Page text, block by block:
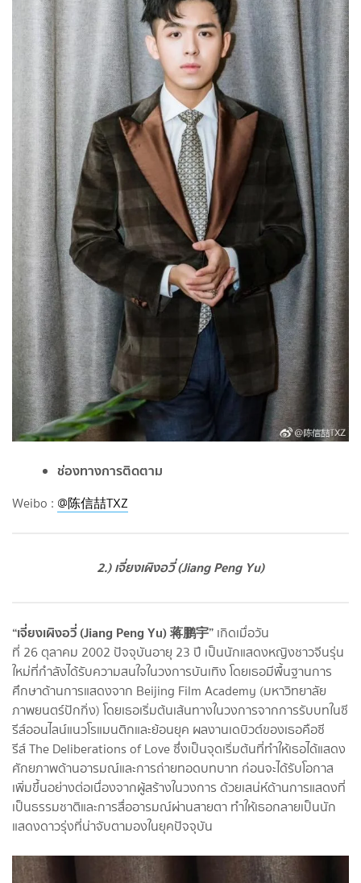
ช่องทางการติดตาม
Weibo : @陈信喆TXZ
2.) เจี่ยงเผิงอวี่ (Jiang Peng Yu)
“เจี่ยงเผิงอวี่ (Jiang Peng Yu) 蒋鹏宇” เกิดเมื่อวัน
ที่ 26 ตุลาคม 2002 ปัจจุบันอายุ 23 ปี เป็นนักแสดงหญิงชาวจีนรุ่น
ใหม่ที่กำลังได้รับความสนใจในวงการบันเทิง โดยเธอมีพื้นฐานการ
ศึกษาด้านการแสดงจาก Beijing Film Academy (มหาวิทยาลัย
ภาพยนตร์ปักกิ่ง) โดยเธอเริ่มต้นเส้นทางในวงการจากการรับบทในซี
รีส์ออนไลน์แนวโรแมนติกและย้อนยุค ผลงานเดบิวต์ของเธอคือซี
รีส์ The Deliberations of Love ซึ่งเป็นจุดเริ่มต้นที่ทำให้เธอได้แสดง
ศักยภาพด้านอารมณ์และการถ่ายทอดบทบาท ก่อนจะได้รับโอกาส
เพิ่มขึ้นอย่างต่อเนื่องจากผู้สร้างในวงการ ด้วยเสน่ห์ด้านการแสดงที่
เป็นธรรมชาติและการสื่ออารมณ์ผ่านสายตา ทำให้เธอกลายเป็นนัก
แสดงดาวรุ่งที่น่าจับตามองในยุคปัจจุบัน